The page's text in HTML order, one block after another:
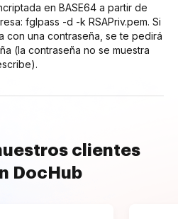
en BASE64 a partir de
fglpass -d -k RSAPriv.pem. Si
con una contraseña, se te pedirá
(la contraseña no se muestra
clientes
DocHub